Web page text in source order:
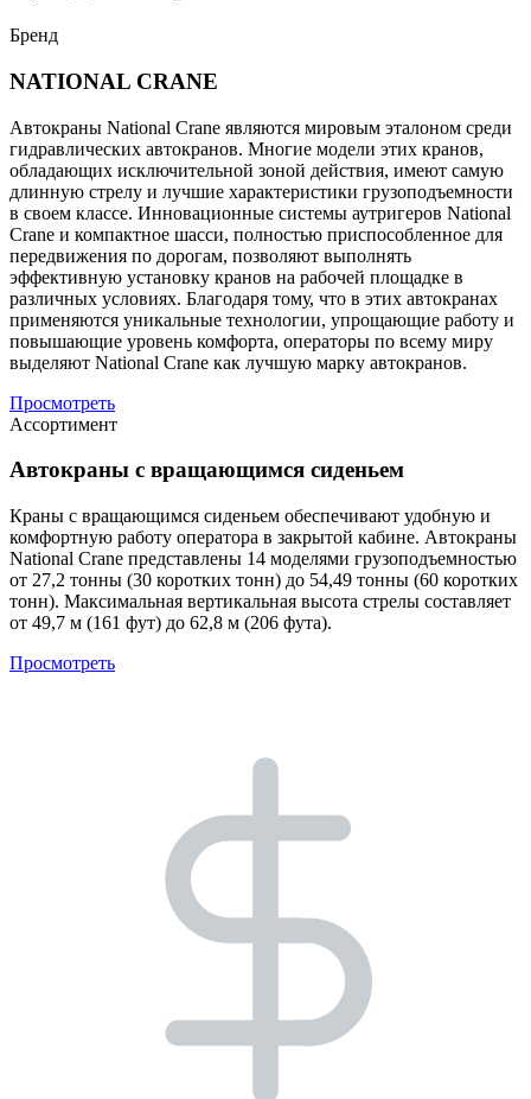
Бренд
NATIONAL CRANE
Автокраны National Crane являются мировым эталоном среди
гидравлических автокранов. Многие модели этих кранов,
обладающих исключительной зоной действия, имеют самую
длинную стрелу и лучшие характеристики грузоподъемности
в своем классе. Инновационные системы аутригеров National
Crane и компактное шасси, полностью приспособленное для
передвижения по дорогам, позволяют выполнять
эффективную установку кранов на рабочей площадке в
различных условиях. Благодаря тому, что в этих автокранах
применяются уникальные технологии, упрощающие работу и
повышающие уровень комфорта, операторы по всему миру
выделяют National Crane как лучшую марку автокранов.
Просмотреть
Ассортимент
Автокраны с вращающимся сиденьем
Краны с вращающимся сиденьем обеспечивают удобную и
комфортную работу оператора в закрытой кабине. Автокраны
National Crane представлены 14 моделями грузоподъемностью
от 27,2 тонны (30 коротких тонн) до 54,49 тонны (60 коротких
тонн). Максимальная вертикальная высота стрелы составляет
от 49,7 м (161 фут) до 62,8 м (206 фута).
Просмотреть